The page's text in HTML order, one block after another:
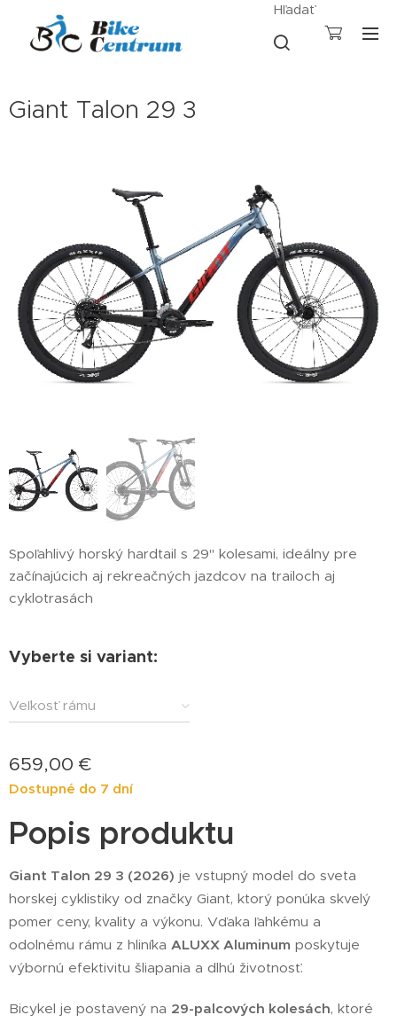
Hľadať
Giant Talon 29 3
Spoľahlivý horský hardtail s 29" kolesami, ideálny pre
začínajúcich aj rekreačných jazdcov na trailoch aj
cyklotrasách
Vyberte si variant:
Veľkosť rámu
659,00 €
Dostupné do 7 dní
Popis produktu
Giant Talon 29 3 (2026) je vstupný model do sveta
horskej cyklistiky od značky Giant, ktorý ponúka skvelý
pomer ceny, kvality a výkonu. Vďaka ľahkému a
odolnému rámu z hliníka ALUXX Aluminum poskytuje
výbornú efektivitu šliapania a dlhú životnosť.
Bicykel je postavený na 29-palcových kolesách, ktoré